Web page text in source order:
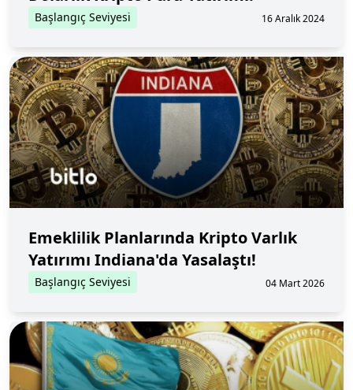
Başlangıç Seviyesi 16 Aralık 2024
Emeklilik Planlarında Kripto Varlık
Yatırımı Indiana'da Yasalaştı!
Başlangıç Seviyesi 04 Mart 2026